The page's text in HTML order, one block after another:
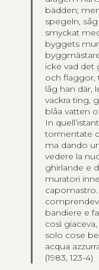
bädden;
spegeln,
smyckat
byggets
icke vad det
och flaggor,
låg han där,
vackra ting,
blåa vatten
In
tormentate
ma dando
vedere la
ghirlande e
muratori
bandiere e
così
solo cose
acqua
(1983, 123-4)